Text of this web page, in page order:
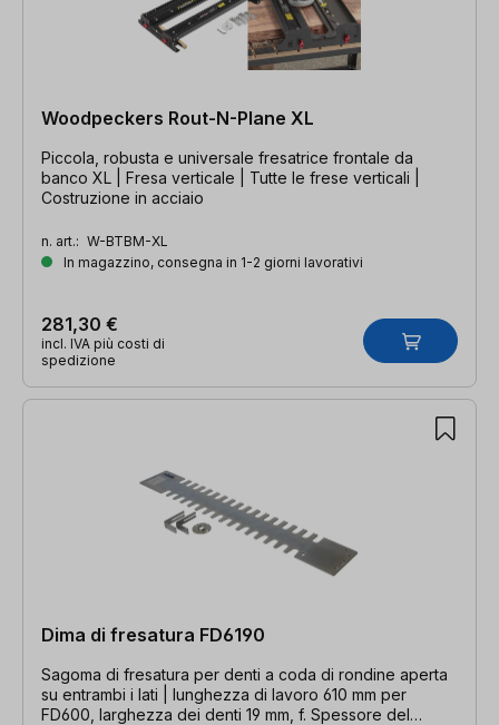
Woodpeckers Rout-N-Plane XL
Piccola, robusta e universale fresatrice frontale da
banco XL | Fresa verticale | Tutte le frese verticali |
Costruzione in acciaio
n. art.: W-BTBM-XL
In magazzino, consegna in 1-2 giorni lavorativi
281,30 €
incl. IVA più costi di
spedizione
Dima di fresatura FD6190
Sagoma di fresatura per denti a coda di rondine aperta
su entrambi i lati | lunghezza di lavoro 610 mm per
FD600, larghezza dei denti 19 mm, f. Spessore del